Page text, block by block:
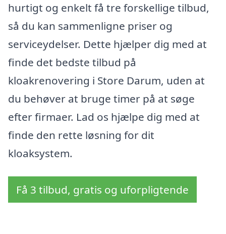
hurtigt og enkelt få tre forskellige tilbud,
så du kan sammenligne priser og
serviceydelser. Dette hjælper dig med at
finde det bedste tilbud på
kloakrenovering i Store Darum, uden at
du behøver at bruge timer på at søge
efter firmaer. Lad os hjælpe dig med at
finde den rette løsning for dit
kloaksystem.
Få 3 tilbud, gratis og uforpligtende